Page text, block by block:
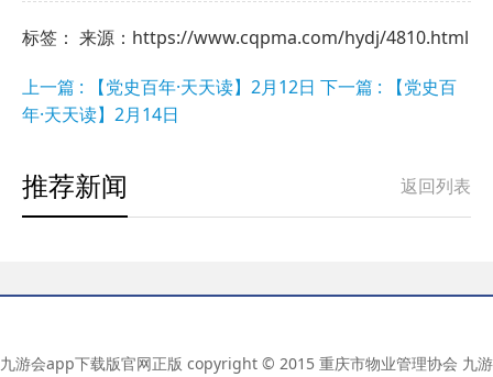
标签： 来源：https://www.cqpma.com/hydj/4810.html
上一篇 : 【党史百年·天天读】2月12日 下一篇 : 【党史百
年·天天读】2月14日
返回列表
推荐新闻
九游会app下载版官网正版 copyright © 2015 重庆市物业管理协会 九游